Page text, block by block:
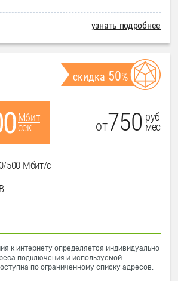
узнать подробнее
скидка 50%
Мбит
сек
от750 руб
мес
500 Мбит/с
к интернету определяется индивидуально
подключения и используемой
по ограниченному списку адресов.